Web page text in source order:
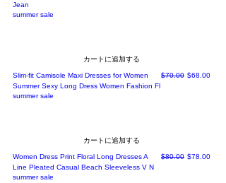
Jean
summer sale
カートに追加する
Slim-fit Camisole Maxi Dresses for Women
Summer Sexy Long Dress Women Fashion Fl
通常価格
$70.00 セール価格
$68.00
summer sale
カートに追加する
Women Dress Print Floral Long Dresses A
Line Pleated Casual Beach Sleeveless V N
通常価格
$80.00 セール価格
$78.00
summer sale